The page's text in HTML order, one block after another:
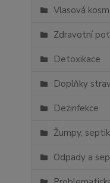
Vlasová
Zdravotní
Detoxikace
Doplňky
Dezinfekce
Žumpy,
Odpady a